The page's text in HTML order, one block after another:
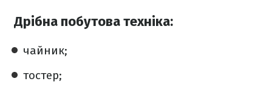
Дрібна побутова техніка:
чайник;
тостер;